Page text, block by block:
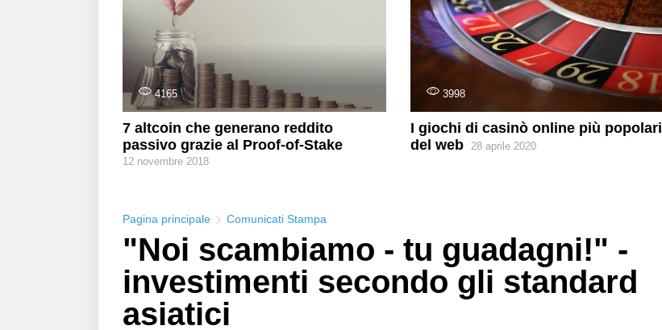
4165
7 altcoin che generano reddito
passivo grazie al Proof-of-Stake
12 novembre 2018
3998
I giochi di casinò online più popolari
del web
28 aprile 2020
Pagina principale Comunicati Stampa
"Noi scambiamo - tu guadagni!" -
investimenti secondo gli standard
asiatici